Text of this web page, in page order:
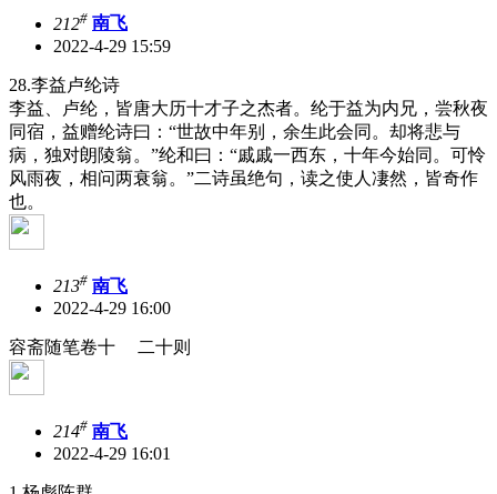
212# 南飞
2022-4-29 15:59
28.李益卢纶诗
李益、卢纶，皆唐大历十才子之杰者。纶于益为内兄，尝秋夜
同宿，益赠纶诗曰：“世故中年别，余生此会同。却将悲与
病，独对朗陵翁。”纶和曰：“戚戚一西东，十年今始同。可怜
风雨夜，相问两衰翁。”二诗虽绝句，读之使人凄然，皆奇作
也。
213# 南飞
2022-4-29 16:00
容斋随笔卷十 二十则
214# 南飞
2022-4-29 16:01